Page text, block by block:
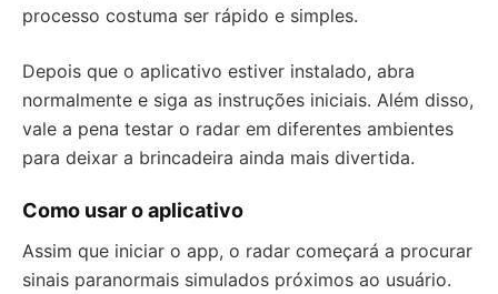
processo costuma ser rápido e simples.
Depois que o aplicativo estiver instalado, abra
normalmente e siga as instruções iniciais. Além disso,
vale a pena testar o radar em diferentes ambientes
para deixar a brincadeira ainda mais divertida.
Como usar o aplicativo
Assim que iniciar o app, o radar começará a procurar
sinais paranormais simulados próximos ao usuário.